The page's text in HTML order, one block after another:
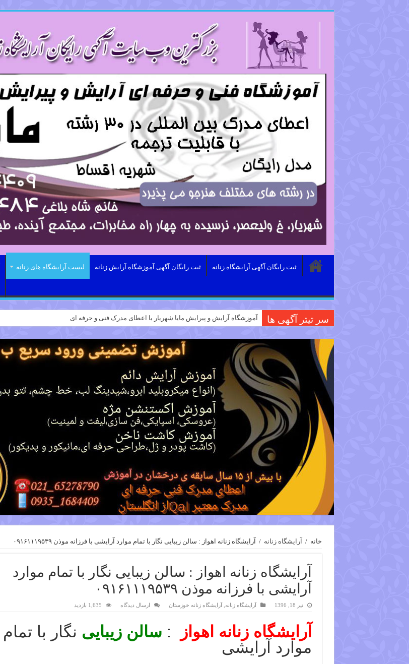
ثبت رایگان آگهی آرایشگاه زنانه ثبت رایگان آگهی آموزشگاه آرایش زنانه لیست آرایشگاه های زنانه
سر تیتر آگهی ها آموزشگاه آرایش و پیرایش مایا شهریار با اعطای مدرک فنی و حرفه ای
خانه / آرایشگاه زنانه / آرایشگاه زنانه اهواز : سالن زیبایی نگار با تمام موارد آرایشی با فرزانه موذن ۰۹۱۶۱۱۱۹۵۳۹
آرایشگاه زنانه اهواز : سالن زیبایی نگار با تمام موارد
آرایشی با فرزانه موذن ۰۹۱۶۱۱۱۹۵۳۹
تیر 18, 1396 آرایشگاه زنانه ,آرایشگاه زنانه خوزستان ارسال دیدگاه 1,635 بازدید
آرایشگاه زنانه اهواز : سالن زیبایی نگار با تمام
موارد آرایشی